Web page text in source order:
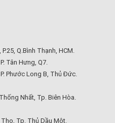
Q.Bình Thạnh, HCM.
Tân Hưng, Q7.
Phước Long B, Thủ Đức.
Nhất, Tp. Biên Hòa.
Tp. Thủ Dầu Một.